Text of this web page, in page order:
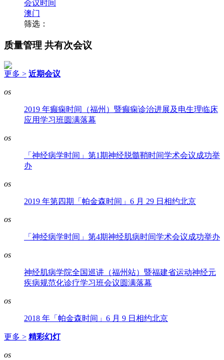
会议时间
澳门
筛选：
质量管理 共有次会议
更多 > 近期会议
os
2019 年癫痫时间（福州）暨癫痫诊治进展及电生理临床
应用学习班圆满落幕
os
「神经病学时间」第1期神经脱髓鞘时间学术会议成功举
办
os
2019 年第四期「帕金森时间」6 月 29 日相约北京
os
「神经病学时间」第4期神经肌病时间学术会议成功举办
os
神经肌病学院全国巡讲（福州站）暨福建省运动神经元
疾病规范化诊疗学习班会议圆满落幕
os
2018 年「帕金森时间」6 月 9 日相约北京
更多 > 精彩幻灯
os